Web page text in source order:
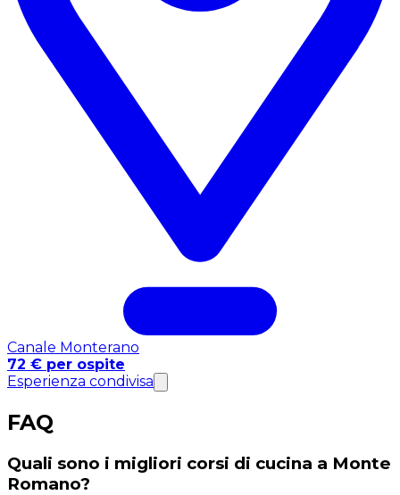
Canale Monterano
72 € per ospite
Esperienza condivisa
FAQ
Quali sono i migliori corsi di cucina a Monte
Romano?